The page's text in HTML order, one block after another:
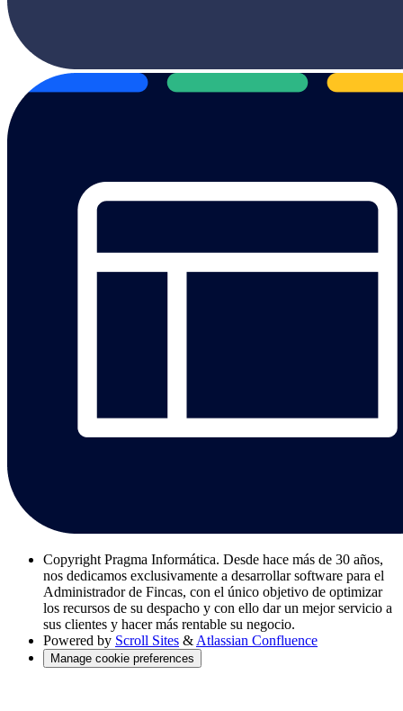
Copyright Pragma Informática. Desde hace más de 30 años,
nos dedicamos exclusivamente a desarrollar software para el
Administrador de Fincas, con el único objetivo de optimizar
los recursos de su despacho y con ello dar un mejor servicio a
sus clientes y hacer más rentable su negocio.
Powered by Scroll Sites & Atlassian Confluence
Manage cookie preferences